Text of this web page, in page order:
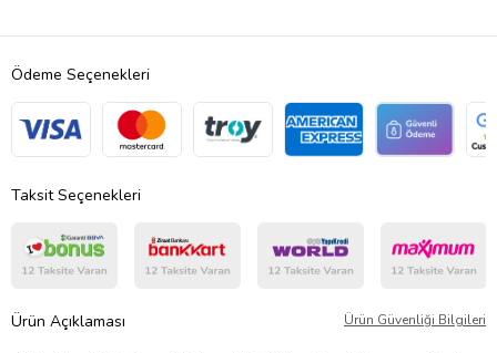
Ödeme Seçenekleri
Taksit Seçenekleri
Ürün Açıklaması Ürün Güvenliği Bilgileri